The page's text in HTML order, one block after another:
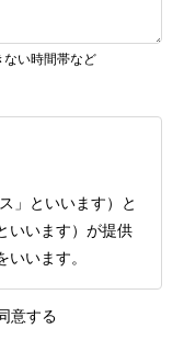
い時間帯など
」といいます）と
いいます）が提供
います。
者」といいます）
意する